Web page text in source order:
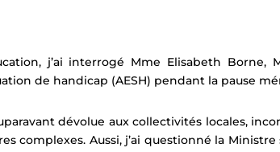
j’ai interrogé Mme Elisabeth Borne,
de handicap (AESH) pendant la pause
dévolue aux collectivités locales,
Aussi, j’ai questionné la Ministre